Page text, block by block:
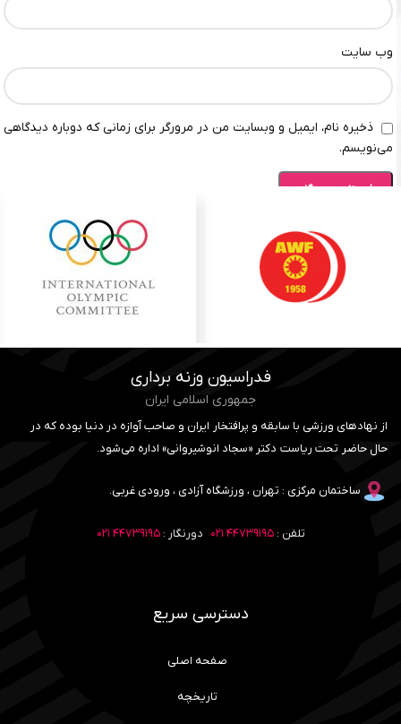
وب‌ سایت
ذخیره نام، ایمیل و وبسایت من در مرورگر برای زمانی که دوباره دیدگاهی
می‌نویسم.
فدراسیون وزنه برداری
جمهوری اسلامی ایران
از نهادهای ورزشی با سابقه و پرافتخار ایران و صاحب آوازه در دنیا بوده که در
حال حاضر تحت ریاست دکتر «سجاد انوشیروانی» اداره می‌شود.
ساختمان مرکزی : تهران ، ورزشگاه آزادی ، ورودی غربی.
تلفن :۴۴۷۳۹۱۹۵ ۰۲۱ دورنگار :۴۴۷۳۹۱۹۵ ۰۲۱
دسترسی سریع
صفحه اصلی
تاریخچه